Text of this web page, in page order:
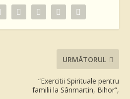
URMĂTORUL
“Exercitii Spirituale pentru
familii la Sânmartin, Bihor”,